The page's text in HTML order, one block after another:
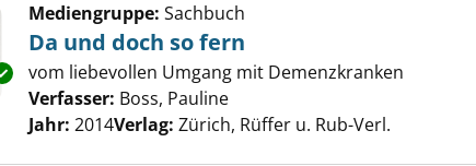
Exemplar-Details von Da und doch so fern anzeigen
Mediengruppe: Sachbuch
Da und doch so fern
vom liebevollen Umgang mit Demenzkranken
Verfasser: Boss, Pauline
Jahr: 2014Verlag: Zürich, Rüffer u. Rub-Verl.